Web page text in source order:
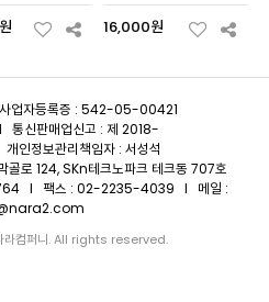
16,000원
업자등록증 : 542-05-00421
통신판매업신고 : 제 2018-
인정보관리책임자 : 서성석
골로 124, SKn테크노파크 테크동 707호
I 팩스 : 02-2235-4039 I 메일 :
컴퍼니. All rights reserved.